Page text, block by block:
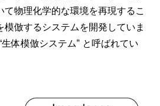
て物理化学的な環境を再現するこ
模倣するシステムを開発していま
生体模倣システム
と呼ばれてい